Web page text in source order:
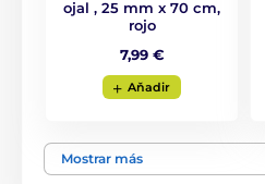
ojal , 25 mm x 70 cm,
rojo
7,99 €
Aňadir
Mostrar más